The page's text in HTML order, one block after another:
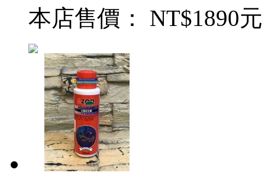
本店售價： NT$1890元